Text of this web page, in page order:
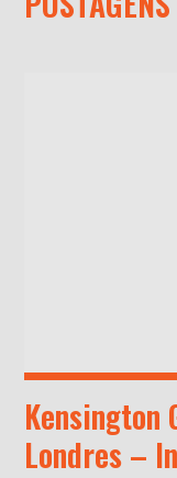
Kensington
Londres –